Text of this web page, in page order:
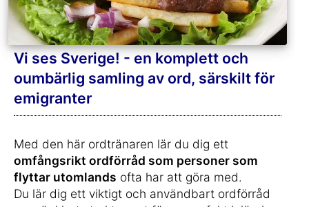
Vi ses Sverige! - en komplett och
oumbärlig samling av ord, särskilt för
emigranter
Med den här ordtränaren lär du dig ett
omfångsrikt ordförråd som personer som
flyttar utomlands ofta har att göra med.
Du lär dig ett viktigt och användbart ordförråd